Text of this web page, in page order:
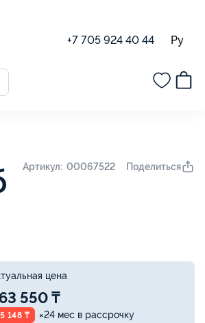
+7 705 924 40 44 Ру
Артикул: 00067522 Поделиться
цена
550 ₸
148 ₸ ×24 мес в рассрочку